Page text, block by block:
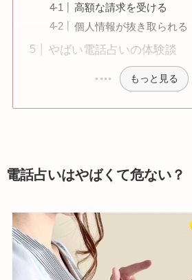
高額な請求を受ける
個人情報が抜き取られる
やばい電話占いの体験談
もっと見る
電話占いはやばくて危ない？